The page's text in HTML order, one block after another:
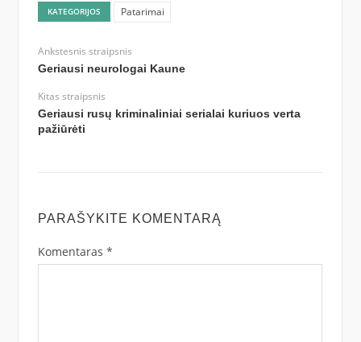
KATEGORIJOS Patarimai
Ankstesnis straipsnis
Geriausi neurologai Kaune
Kitas straipsnis
Geriausi rusų kriminaliniai serialai kuriuos verta
pažiūrėti
PARAŠYKITE KOMENTARĄ
Komentaras *